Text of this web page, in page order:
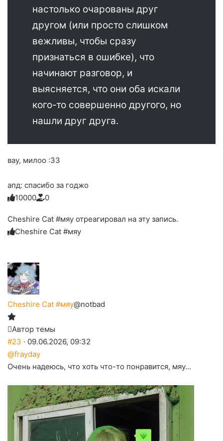
настолько очарованы друг
другом (или просто слишком
вежливы, чтобы сразу
признаться в ошибке), что
начинают разговор, и
выясняется, что они оба искали
кого-то совершенно другого, но
нашли друг друга.
вау, милоо :33
апд: спасибо за годжо
Голосуйте
вверх.
1
Нажмите
реакцию:
0
Нажмите
реакцию:
до
0
Нажмите
реакцию:
0
Нажмите
реакцию:
0
Нажмите
благодарю
0
Cheshire Cat #мяу отреагировал на эту запись.
Cheshire Cat #мяу
Cheshire Cat #мяу@notbad
Автор темы
#23 · 09.06.2026, 09:32
@frayday
Очень надеюсь, что хоть что-то понравится, мяу…